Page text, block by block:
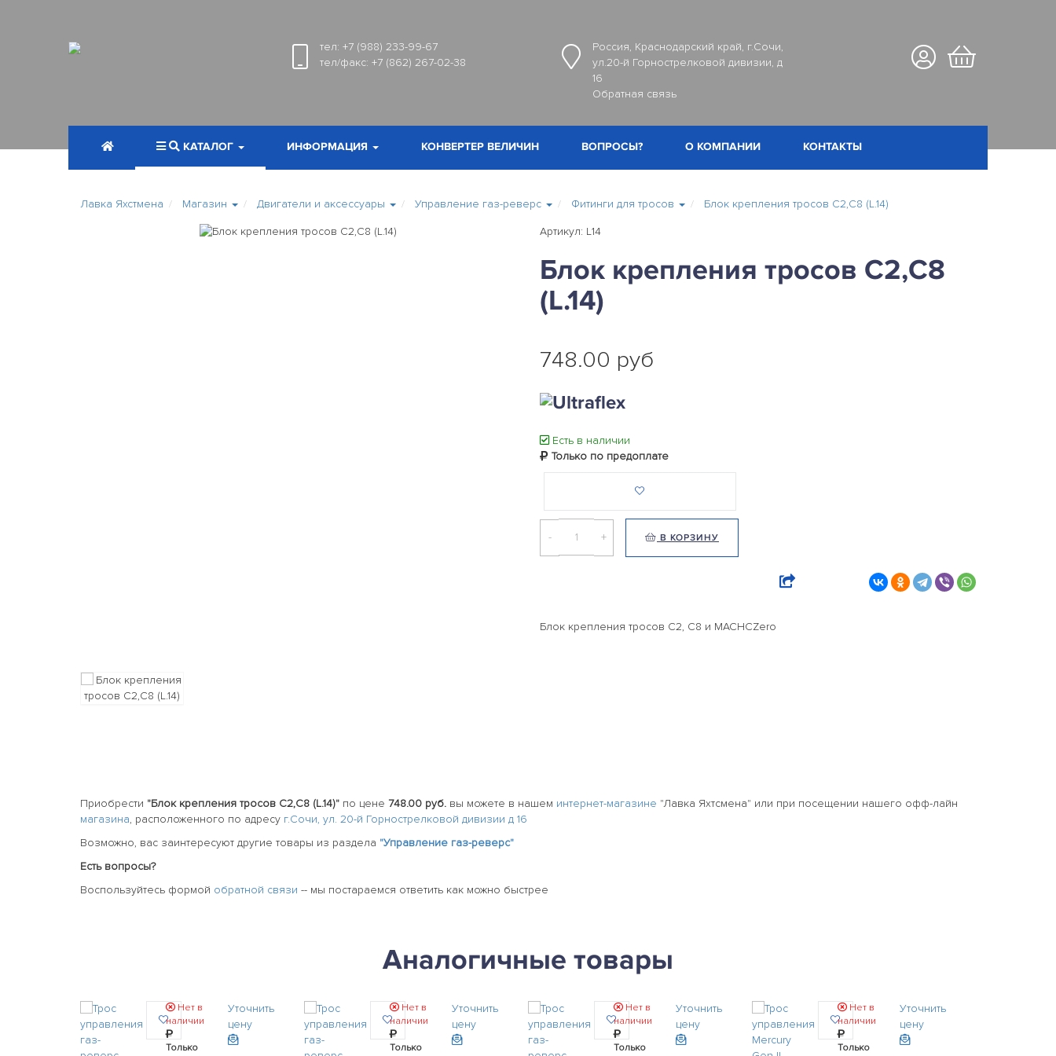
тел: +7 (988) 233-99-67
тел/факс: +7 (862) 267-02-38
Россия, Краснодарский край, г.Сочи,
ул.20-й Горнострелковой дивизии, д
16
Обратная связь
КАТАЛОГ ИНФОРМАЦИЯ КОНВЕРТЕР ВЕЛИЧИН ВОПРОСЫ? О КОМПАНИИ КОНТАКТЫ
Лавка Яхстмена Магазин Двигатели и аксессуары Управление газ-реверс Фитинги для тросов Блок крепления тросов C2,C8 (L.14)
Артикул: L14
Блок крепления тросов C2,C8
(L.14)
748.00 руб
Есть в наличии
Только по предоплате
- + В КОРЗИНУ
Блок крепления тросов C2, C8 и MACHCZero
Приобрести "Блок крепления тросов C2,C8 (L.14)" по цене 748.00 руб. вы можете в нашем интернет-магазине "Лавка Яхтсмена" или при посещении нашего офф-лайн
магазина, расположенного по адресу г.Сочи, ул. 20-й Горнострелковой дивизии д 16
Возможно, вас заинтересуют другие товары из раздела "Управление газ-реверс"
Есть вопросы?
Воспользуйтесь формой обратной связи -- мы постараемся ответить как можно быстрее
Аналогичные товары
Нет в
наличии
Только
Уточнить
цену
Нет в
наличии
Только
Уточнить
цену
Нет в
наличии
Только
Уточнить
цену
Нет в
наличии
Только
Уточнить
цену